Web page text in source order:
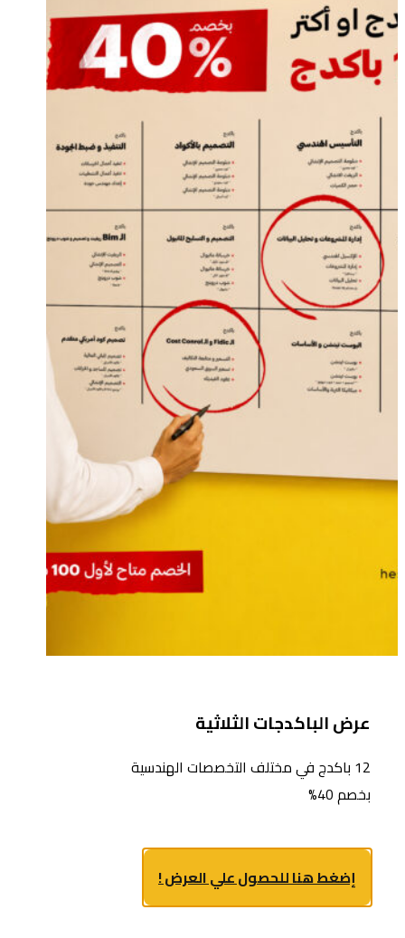
عرض الباكدجات الثلاثية
12 باكدج في مختلف التخصصات الهندسية
بخصم 40%
إضغط هنا للحصول علي العرض !